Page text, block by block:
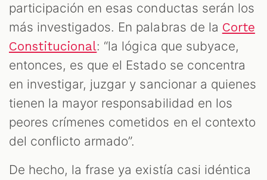
participación en esas conductas serán los
más investigados. En palabras de la Corte
Constitucional: “la lógica que subyace,
entonces, es que el Estado se concentra
en investigar, juzgar y sancionar a quienes
tienen la mayor responsabilidad en los
peores crímenes cometidos en el contexto
del conflicto armado”.
De hecho, la frase ya existía casi idéntica